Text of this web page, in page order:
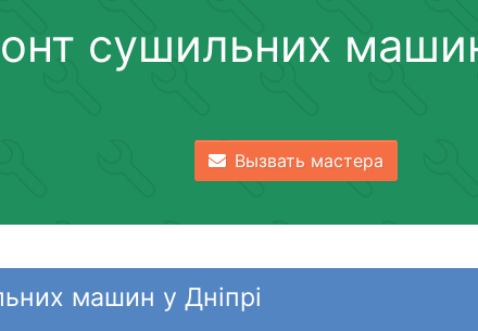
сушильних
Вызвать мастера
машин у Дніпрі